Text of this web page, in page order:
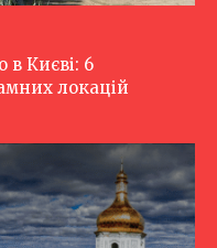
в Києві: 6
локацій